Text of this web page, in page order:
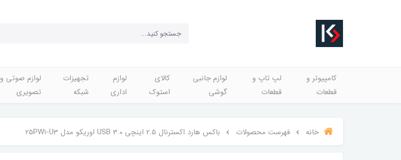
کامپیوتر و
قطعات
لپ تاپ و
قطعات
لوازم جانبی
گوشی
کالای
استوک
لوازم
اداری
تجهیزات
شبکه
لوازم صوتی و
تصویری
خانه فهرست محصولات باکس هارد اکسترنال 2.5 اینچی USB 3.0 اوریکو مدل 25PW1-U3